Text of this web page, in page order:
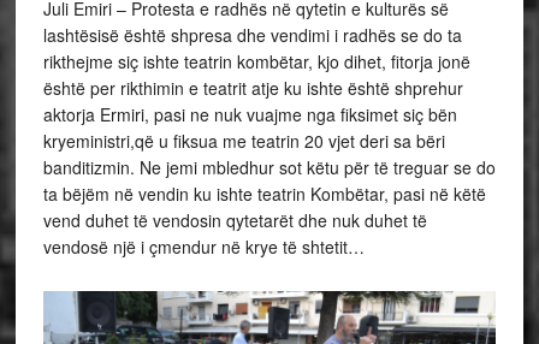
Juli Emiri – Protesta e radhës në qytetin e kulturës së
lashtësisë është shpresa dhe vendimi i radhës se do ta
rikthejme siç ishte teatrin kombëtar, kjo dihet, fitorja jonë
është per rikthimin e teatrit atje ku ishte është shprehur
aktorja Ermiri, pasi ne nuk vuajme nga fiksimet siç bën
kryeministri,që u fiksua me teatrin 20 vjet deri sa bëri
banditizmin. Ne jemi mbledhur sot këtu për të treguar se do
ta bëjëm në vendin ku ishte teatrin Kombëtar, pasi në këtë
vend duhet të vendosin qytetarët dhe nuk duhet të
vendosë një i çmendur në krye të shtetit…